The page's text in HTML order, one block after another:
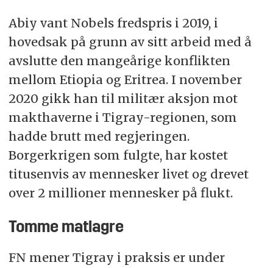
Abiy vant Nobels fredspris i 2019, i
hovedsak på grunn av sitt arbeid med å
avslutte den mangeårige konflikten
mellom Etiopia og Eritrea. I november
2020 gikk han til militær aksjon mot
makthaverne i Tigray-regionen, som
hadde brutt med regjeringen.
Borgerkrigen som fulgte, har kostet
titusenvis av mennesker livet og drevet
over 2 millioner mennesker på flukt.
Tomme matlagre
FN mener Tigray i praksis er under